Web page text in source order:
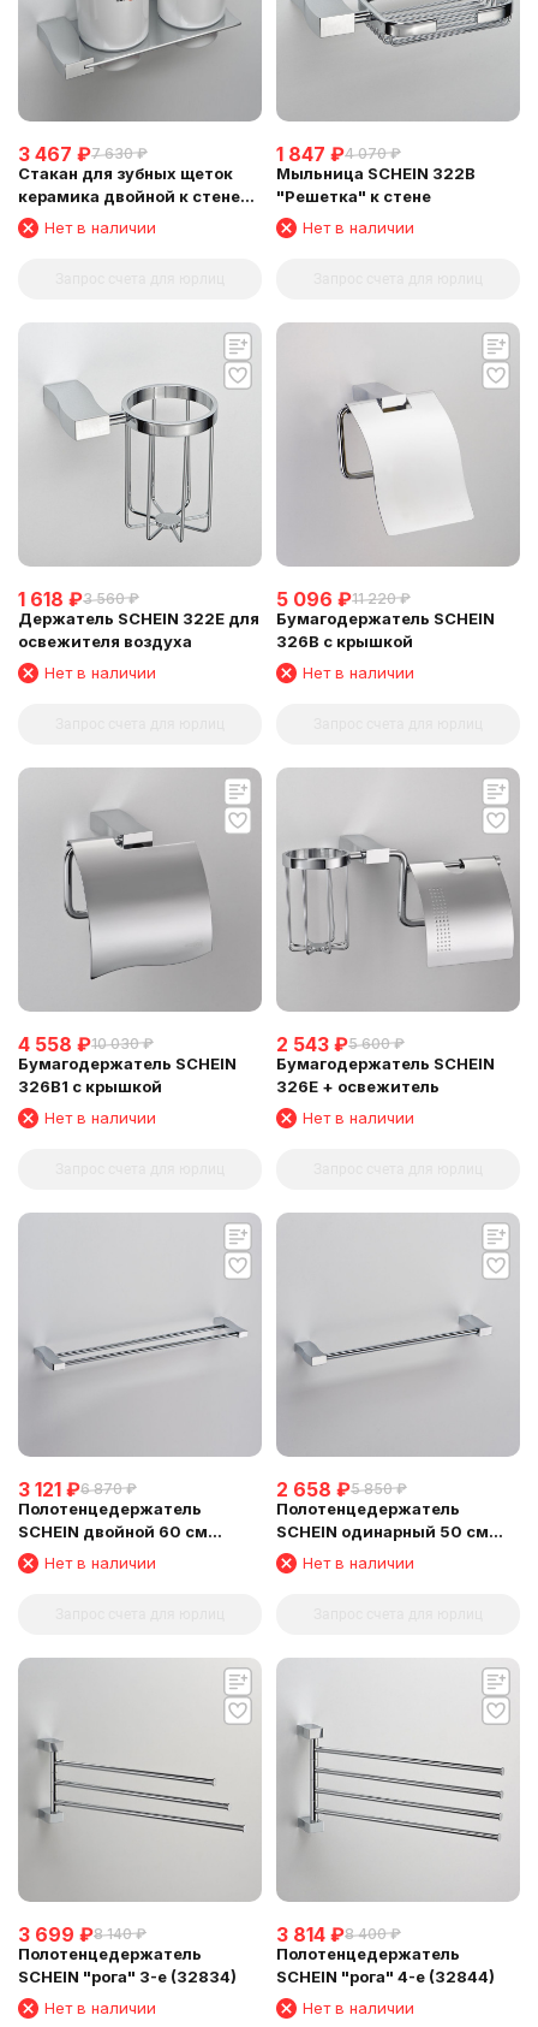
3 467 ₽7 630 ₽
Стакан для зубных щеток
керамика двойной к стене
SCHEIN (324C)
Нет в наличии
1 847 ₽4 070 ₽
Мыльница SCHEIN 322B
"Решетка" к стене
Нет в наличии
1 618 ₽3 560 ₽
Держатель SCHEIN 322Е для
освежителя воздуха
Нет в наличии
5 096 ₽11 220 ₽
Бумагодержатель SCHEIN
326B с крышкой
Нет в наличии
4 558 ₽10 030 ₽
Бумагодержатель SCHEIN
326B1 с крышкой
Нет в наличии
2 543 ₽5 600 ₽
Бумагодержатель SCHEIN
326E + освежитель
Нет в наличии
3 121 ₽6 870 ₽
Полотенцедержатель
SCHEIN двойной 60 см
(D32821)
Нет в наличии
2 658 ₽5 850 ₽
Полотенцедержатель
SCHEIN одинарный 50 см
(32812)Нет в наличии
3 699 ₽8 140 ₽
Полотенцедержатель
SCHEIN "рога" 3-е (32834)
Нет в наличии
3 814 ₽8 400 ₽
Полотенцедержатель
SCHEIN "рога" 4-е (32844)
Нет в наличии